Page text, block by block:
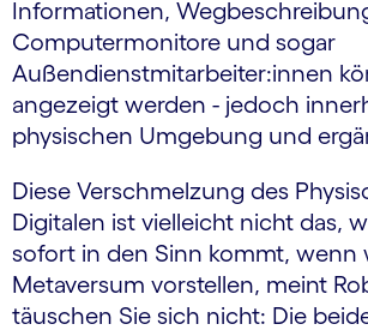
Informationen,
Computermonitore und sogar
Außendienstmitarbeiter:innen
angezeigt werden - jedoch
physischen Umgebung und
Diese Verschmelzung des
Digitalen ist vielleicht nicht das,
sofort in den Sinn kommt, wenn
Metaversum vorstellen, meint
täuschen Sie sich nicht: Die